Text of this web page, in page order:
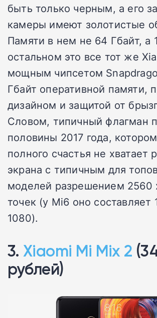
быть только черным, а его
камеры имеют золотистые
Памяти в нем не 64 Гбайт, а
остальном это все тот же
мощным чипсетом
Гбайт оперативной памяти,
дизайном и защитой от
Словом, типичный флагман
половины 2017 года,
полного счастья не хватает
экрана с типичным для
моделей разрешением 2560
точек (у Mi6 оно составляет
1080).
3. Xiaomi Mi Mix 2
рублей)